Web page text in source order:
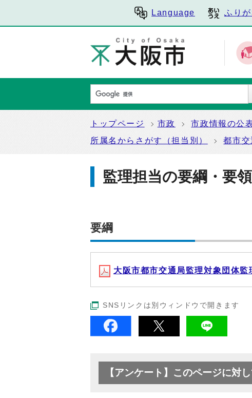
Language ふりが
トップページ 市政 市政情報の公
所属名からさがす（担当別）
都市交
監理担当の要綱・要
要綱
大阪市都市交通局監理対象団体
SNSリンクは別ウィンドウで開きます
【アンケート】このページに対